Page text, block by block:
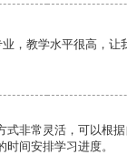
，教学水平很高，让
式非常灵活，可以根
间安排学习进度。